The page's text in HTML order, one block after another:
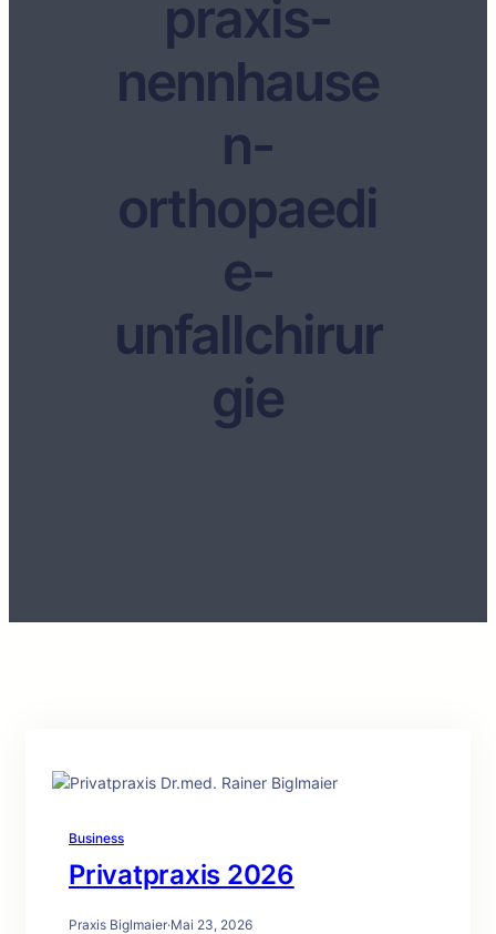
praxis-
nennhause
n-
orthopaedi
e-
unfallchirur
gie
Business
Privatpraxis 2026
Praxis Biglmaier·Mai 23, 2026